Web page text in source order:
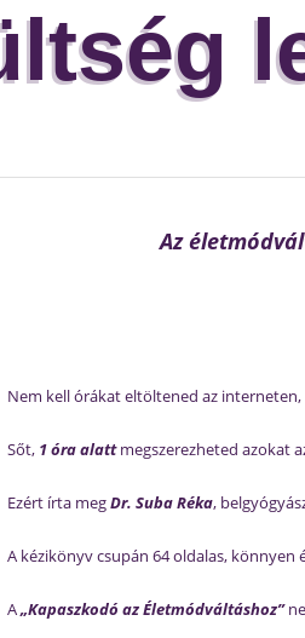
Az
Nem kell órákat eltöltened az
Sőt, 1 óra alattmegszerezheted azokat
Ezért írta megDr. Suba Réka,
A kézikönyv csupán 64 oldalas,
A„Kapaszkodó az Életmódváltáshoz”